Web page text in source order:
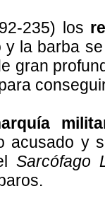
235) los
y la barba
gran
acusado y
Sarcófago